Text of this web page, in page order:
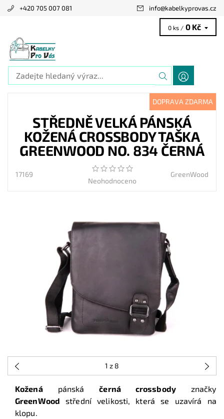
+420 705 007 081 info@kabelkyprovas.cz
0 ks / 0 Kč
DOPRAVA ZDARMA
STŘEDNĚ VELKÁ PÁNSKÁ
KOŽENÁ CROSSBODY TAŠKA
GREENWOOD NO. 834 ČERNÁ
17169
Neohodnoceno
GreenWood
1 z 8
Koženápánskáčerná crossbodyznačky
GreenWood střední velikosti, která se uzavírá na
klopu.